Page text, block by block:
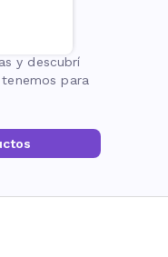
y descubrí
para